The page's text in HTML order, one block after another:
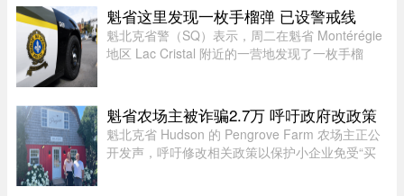
虽然有些旅游类网站是加拿大本地公司，但许多并
非如此，即使你要前往加拿 ...
魁省这里发现一枚手榴弹 已设警戒线
魁北克省警（SQ）表示，周二在魁省 Montérégie
地区 Lac Cristal 附近的一营地发现了一枚手榴
无法确认该手榴弹是否处 ...
魁省农场主被诈骗2.7万 呼吁政府改政策
魁北克省 Hudson 的 Pengrove Farm 农场主正公
开发声，呼吁修改相关政策以保护小企业免受“买